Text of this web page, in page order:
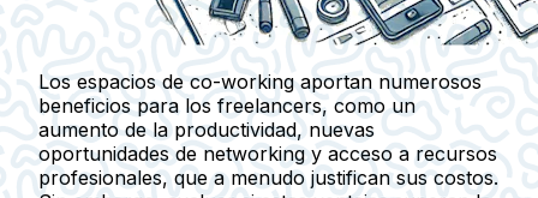
Los espacios de co-working aportan numerosos
beneficios para los freelancers, como un
aumento de la productividad, nuevas
oportunidades de networking y acceso a recursos
profesionales, que a menudo justifican sus costos.